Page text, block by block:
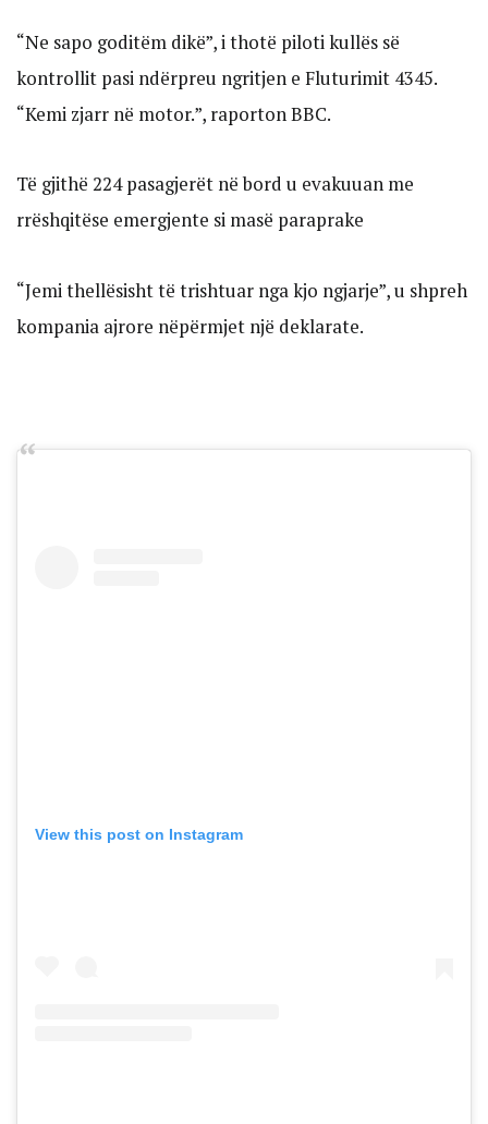
“Ne sapo goditëm dikë”, i thotë piloti kullës së
kontrollit pasi ndërpreu ngritjen e Fluturimit 4345.
“Kemi zjarr në motor.”, raporton BBC.
Të gjithë 224 pasagjerët në bord u evakuuan me
rrëshqitëse emergjente si masë paraprake
“Jemi thellësisht të trishtuar nga kjo ngjarje”, u shpreh
kompania ajrore nëpërmjet një deklarate.
View this post on Instagram